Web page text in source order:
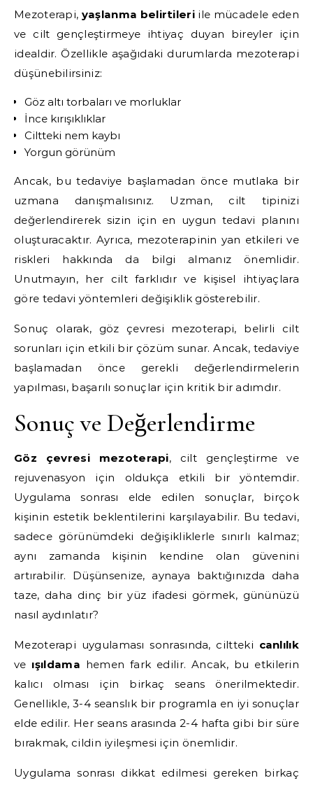
Mezoterapi, yaşlanma belirtileri ile mücadele eden
ve cilt gençleştirmeye ihtiyaç duyan bireyler için
idealdir. Özellikle aşağıdaki durumlarda mezoterapi
düşünebilirsiniz:
Göz altı torbaları ve morluklar
İnce kırışıklıklar
Ciltteki nem kaybı
Yorgun görünüm
Ancak, bu tedaviye başlamadan önce mutlaka bir
uzmana danışmalısınız. Uzman, cilt tipinizi
değerlendirerek sizin için en uygun tedavi planını
oluşturacaktır. Ayrıca, mezoterapinin yan etkileri ve
riskleri hakkında da bilgi almanız önemlidir.
Unutmayın, her cilt farklıdır ve kişisel ihtiyaçlara
göre tedavi yöntemleri değişiklik gösterebilir.
Sonuç olarak, göz çevresi mezoterapi, belirli cilt
sorunları için etkili bir çözüm sunar. Ancak, tedaviye
başlamadan önce gerekli değerlendirmelerin
yapılması, başarılı sonuçlar için kritik bir adımdır.
Sonuç ve Değerlendirme
Göz çevresi mezoterapi, cilt gençleştirme ve
rejuvenasyon için oldukça etkili bir yöntemdir.
Uygulama sonrası elde edilen sonuçlar, birçok
kişinin estetik beklentilerini karşılayabilir. Bu tedavi,
sadece görünümdeki değişikliklerle sınırlı kalmaz;
aynı zamanda kişinin kendine olan güvenini
artırabilir. Düşünsenize, aynaya baktığınızda daha
taze, daha dinç bir yüz ifadesi görmek, gününüzü
nasıl aydınlatır?
Mezoterapi uygulaması sonrasında, ciltteki canlılık
ve ışıldama hemen fark edilir. Ancak, bu etkilerin
kalıcı olması için birkaç seans önerilmektedir.
Genellikle, 3-4 seanslık bir programla en iyi sonuçlar
elde edilir. Her seans arasında 2-4 hafta gibi bir süre
bırakmak, cildin iyileşmesi için önemlidir.
Uygulama sonrası dikkat edilmesi gereken birkaç